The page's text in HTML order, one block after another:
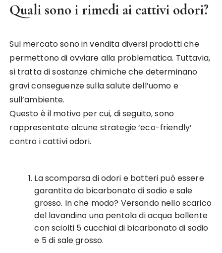
Quali sono i rimedi ai cattivi odori?
Sul mercato sono in vendita diversi prodotti che
permettono di ovviare alla problematica. Tuttavia,
si tratta di sostanze chimiche che determinano
gravi conseguenze sulla salute dell’uomo e
sull’ambiente.
Questo è il motivo per cui, di seguito, sono
rappresentate alcune strategie ‘eco-friendly’
contro i cattivi odori.
La scomparsa di odori e batteri può essere
garantita da bicarbonato di sodio e sale
grosso. In che modo? Versando nello scarico
del lavandino una pentola di acqua bollente
con sciolti 5 cucchiai di bicarbonato di sodio
e 5 di sale grosso.